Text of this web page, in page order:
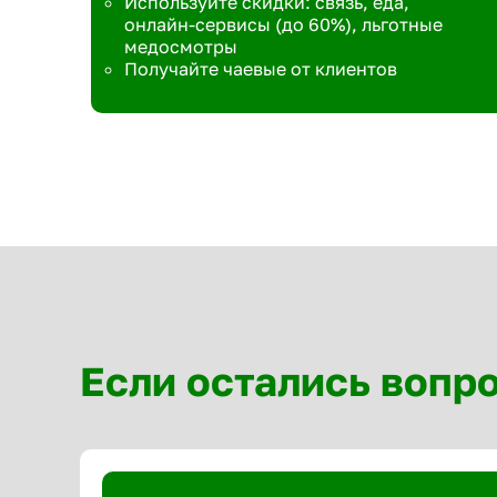
онлайн-сервисы (до 60%), льготные
медосмотры
Получайте чаевые от клиентов
Если остались